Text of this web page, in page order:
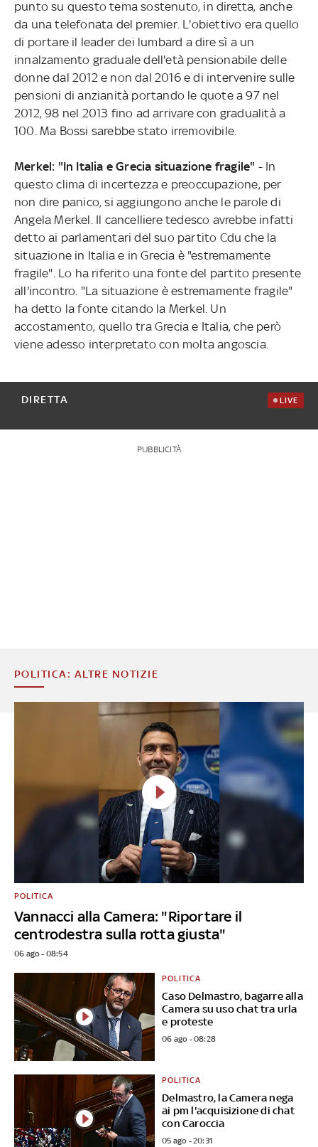
punto su questo tema sostenuto, in diretta, anche
da una telefonata del premier. L'obiettivo era quello
di portare il leader dei lumbard a dire sì a un
innalzamento graduale dell'età pensionabile delle
donne dal 2012 e non dal 2016 e di intervenire sulle
pensioni di anzianità portando le quote a 97 nel
2012, 98 nel 2013 fino ad arrivare con gradualità a
100. Ma Bossi sarebbe stato irremovibile.
Merkel: "In Italia e Grecia situazione fragile" - In
questo clima di incertezza e preoccupazione, per
non dire panico, si aggiungono anche le parole di
Angela Merkel. Il cancelliere tedesco avrebbe infatti
detto ai parlamentari del suo partito Cdu che la
situazione in Italia e in Grecia è "estremamente
fragile". Lo ha riferito una fonte del partito presente
all'incontro. "La situazione è estremamente fragile"
ha detto la fonte citando la Merkel. Un
accostamento, quello tra Grecia e Italia, che però
viene adesso interpretato con molta angoscia.
DIRETTA LIVE
PUBBLICITÀ
POLITICA: ALTRE NOTIZIE
Vannacci alla Camera: "Riportare il
centrodestra sulla rotta giusta"
POLITICA
06 ago - 08:54
Caso Delmastro, bagarre alla
Camera su uso chat tra urla
e proteste
POLITICA
06 ago - 08:28
Delmastro, la Camera nega
ai pm l'acquisizione di chat
con Caroccia
POLITICA
05 ago - 20:31